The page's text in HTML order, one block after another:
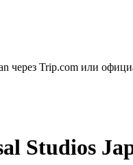
через Trip.com или
Studios